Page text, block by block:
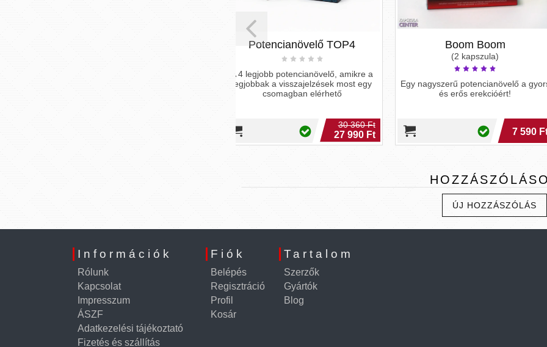
Boom Boom
(2 kapszula)
Egy nagyszerű potencianövelő a gyors
és erős erekcióért!
7 590 Ft
Rider
(2, 4, 8 kapszula)
Bivalyerős potencianövelő
kizárólag növényi
1
ÚJ HOZZÁSZÓLÁS
Információk
Rólunk
Kapcsolat
Impresszum
ÁSZF
Adatkezelési tájékoztató
Fizetés és szállítás
Fiók
Belépés
Regisztráció
Profil
Kosár
Tartalom
Szerzők
Gyártók
Blog